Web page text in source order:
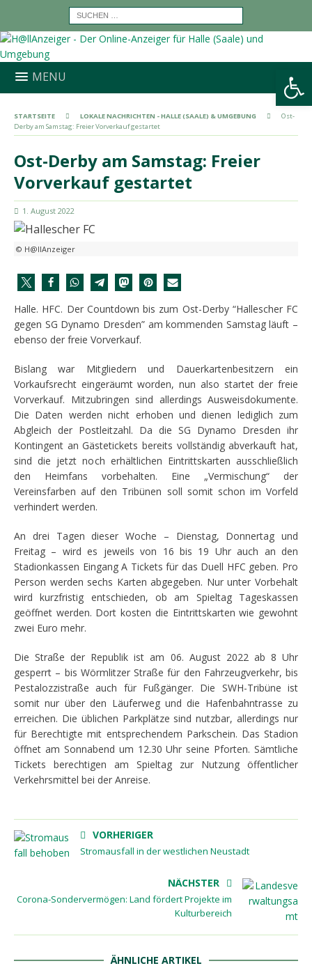
MENU
STARTSEITE LOKALE NACHRICHTEN - HALLE (SAALE) & UMGEBUNG
Ost-
Derby am Samstag: Freier Vorverkauf gestartet
Ost-Derby am Samstag: Freier
Vorverkauf gestartet
1. August 2022
© H@llAnzeiger
Halle. HFC. Der Countdown bis zum Ost-Derby “Hallescher FC
gegen SG Dynamo Dresden” am kommenden Samstag läuft –
ebenso der freie Vorverkauf.
Bislang war Mitgliedern und Dauerkartenbesitzern ein
Vorkaufsrecht eingeräumt worden, nun also startet der freie
Vorverkauf. Mitzubringen sind allerdings Ausweisdokumente.
Die Daten werden nicht erhoben und dienen lediglich zum
Abgleich der Postleitzahl. Da die SG Dynamo Dresden ihr
Kontingent an Gästetickets bereits vollständig abverkauft hat,
sind die jetzt noch erhältlichen Eintrittskarten ausschließlich
den Heimfans vorbehalten. Eine „Vermischung“ der
Vereinsfarben auf den Tribünen soll somit schon im Vorfeld
verhindert werden.
An drei Tagen dieser Woche – Dienstag, Donnertag und
Freitag – wird es jeweils von 16 bis 19 Uhr auch an den
Stadionkassen Eingang A Tickets für das Duell HFC geben. Pro
Person werden sechs Karten abgegeben. Nur unter Vorbehalt
wird kurzfristig entschieden, ob am Spieltag Tageskassen
geöffnet werden. Dort kosten die Eintrittskarten wie gewohnt
zwei Euro mehr.
Die Straße der Republik ist am 06. August 2022 ab 8 Uhr
gesperrt – bis Wörmlitzer Straße für den Fahrzeugverkehr, bis
Pestalozzistraße auch für Fußgänger. Die SWH-Tribüne ist
somit nur über den Läuferweg und die Hafenbahntrasse zu
erreichen. Die üblichen Parkplätze sind nutzbar, allerdings nur
für Berechtigte mit entsprechendem Parkschein. Das Stadion
öffnet am Sonnabend um 12.30 Uhr seine Pforten. Sämtliche
Tickets berechtigen am Spieltag zur Nutzung öffentlicher
Verkehrsmittel bei der Anreise.
VORHERIGER
Stromausfall in der westlichen Neustadt
NÄCHSTER
Corona-Sondervermögen: Land fördert Projekte im
Kulturbereich
ÄHNLICHE ARTIKEL
Werkzeugleiste öffnen